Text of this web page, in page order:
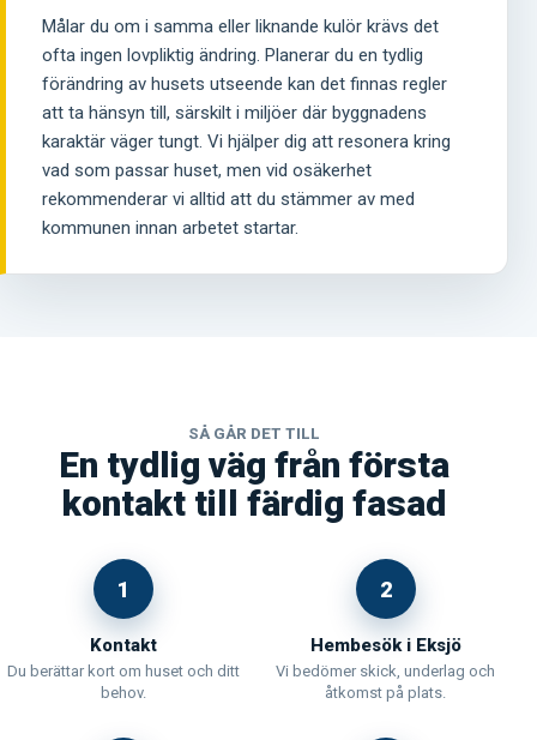
Målar du om i samma eller liknande kulör krävs det
ofta ingen lovpliktig ändring. Planerar du en tydlig
förändring av husets utseende kan det finnas regler
att ta hänsyn till, särskilt i miljöer där byggnadens
karaktär väger tungt. Vi hjälper dig att resonera kring
vad som passar huset, men vid osäkerhet
rekommenderar vi alltid att du stämmer av med
kommunen innan arbetet startar.
SÅ GÅR DET TILL
En tydlig väg från första
kontakt till färdig fasad
1
Kontakt
Du berättar kort om huset och ditt
behov.
2
Hembesök i Eksjö
Vi bedömer skick, underlag och
åtkomst på plats.